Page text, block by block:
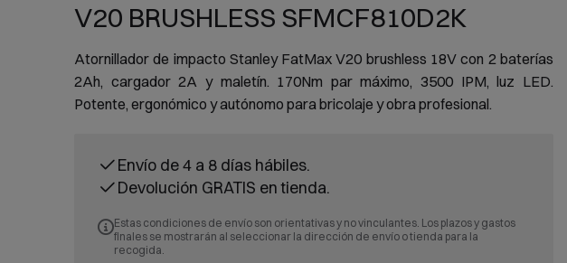
V20 BRUSHLESS SFMCF810D2K
Atornillador de impacto Stanley FatMax V20 brushless 18V con 2 baterías
2Ah, cargador 2A y maletín. 170Nm par máximo, 3500 IPM, luz LED.
Potente, ergonómico y autónomo para bricolaje y obra profesional.
Envío de 4 a 8 días hábiles.
Devolución GRATIS en tienda.
Estas condiciones de envío son orientativas y no vinculantes. Los plazos y gastos
finales se mostrarán al seleccionar la dirección de envío o tienda para la
recogida.